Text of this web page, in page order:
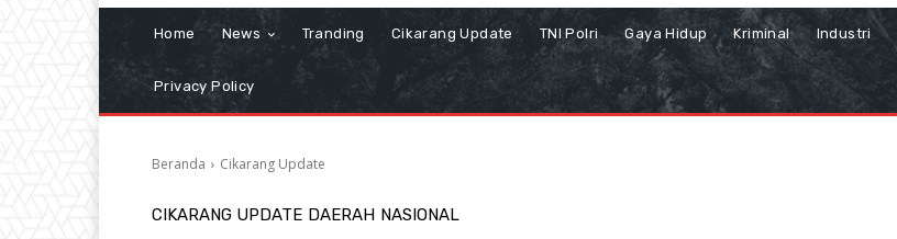
Home News Tranding Cikarang Update TNI Polri Gaya Hidup Kriminal Industri
Privacy Policy
Beranda Cikarang Update
CIKARANG UPDATE DAERAH NASIONAL